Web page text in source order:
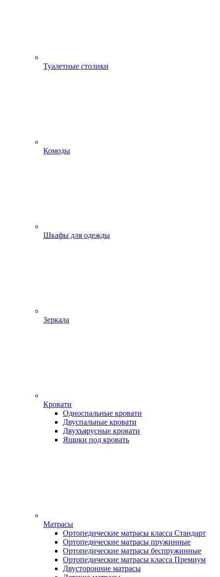
Туалетные столики
Комоды
Шкафы для одежды
Зеркала
Кровати
Односпальные кровати
Двуспальные кровати
Двухъярусные кровати
Ящики под кровать
Матрасы
Ортопедические матрасы класса Стандарт
Ортопедические матрасы пружинные
Ортопедические матрасы беспружинные
Ортопедические матрасы класса Премиум
Двусторонние матрасы